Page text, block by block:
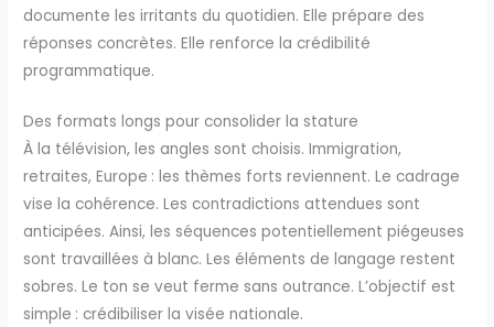
documente les irritants du quotidien. Elle prépare des
réponses concrètes. Elle renforce la crédibilité
programmatique.
Des formats longs pour consolider la stature
À la télévision, les angles sont choisis. Immigration,
retraites, Europe : les thèmes forts reviennent. Le cadrage
vise la cohérence. Les contradictions attendues sont
anticipées. Ainsi, les séquences potentiellement piégeuses
sont travaillées à blanc. Les éléments de langage restent
sobres. Le ton se veut ferme sans outrance. L’objectif est
simple : crédibiliser la visée nationale.